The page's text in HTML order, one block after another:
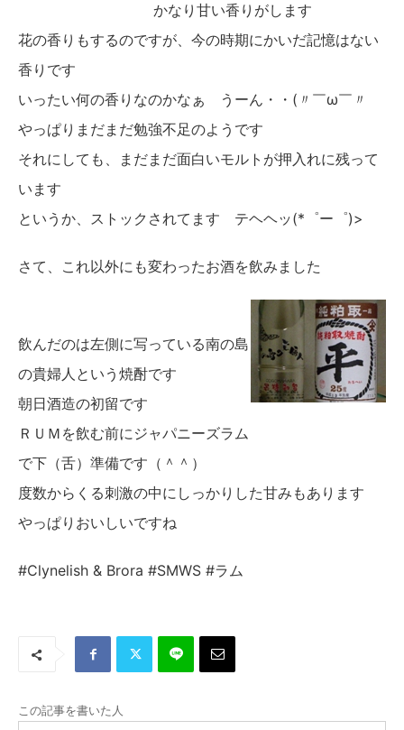
かなり甘い香りがします
花の香りもするのですが、今の時期にかいだ記憶はない
香りです
いったい何の香りなのかなぁ うーん・・(〃￣ω￣〃ゞ
やっぱりまだまだ勉強不足のようです
それにしても、まだまだ面白いモルトが押入れに残って
います
というか、ストックされてます テヘヘッ(*゜ー゜)>
さて、これ以外にも変わったお酒を飲みました
飲んだのは左側に写っている南の島
の貴婦人という焼酎です
朝日酒造の初留です
ＲＵＭを飲む前にジャパニーズラム
で下（舌）準備です（＾＾）
度数からくる刺激の中にしっかりした甘みもあります
やっぱりおいしいですね
#Clynelish & Brora #SMWS #ラム
この記事を書いた人